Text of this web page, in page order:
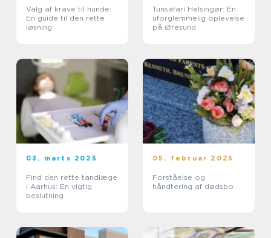
Valg af krave til hunde:
En guide til den rette
løsning
Tunsafari Helsingør: En
uforglemmelig oplevelse
på Øresund
03. marts 2025
Find den rette tandlæge
i Aarhus: En vigtig
beslutning
05. februar 2025
Forståelse og
håndtering af dødsbo